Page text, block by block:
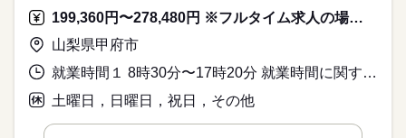
199,360円〜278,480円 ※フルタイム求人の場合は月額（換算額）、パート求人の場合は時間額を表示しています。
山梨県甲府市
就業時間１ 8時30分〜17時20分 就業時間に関する特記事項 時差出勤制度あり。
土曜日，日曜日，祝日，その他